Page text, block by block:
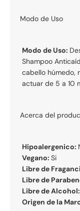
Modo de Uso
Modo de Uso:
Shampoo
cabello húmedo,
actuar de 5 a 10
Acerca del
Hipoalergenico:
Vegano: Si
Libre de
Libre de
Libre de Alcohol:
Origen de la